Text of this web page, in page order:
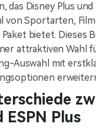
das Disney Plus
von Sportarten,
bietet. Dieses
attraktiven Wahl
Auswahl mit
ESPN Plus